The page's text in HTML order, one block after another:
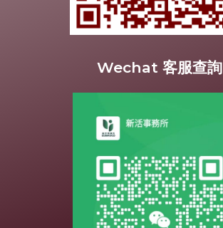
Wechat 客服查詢